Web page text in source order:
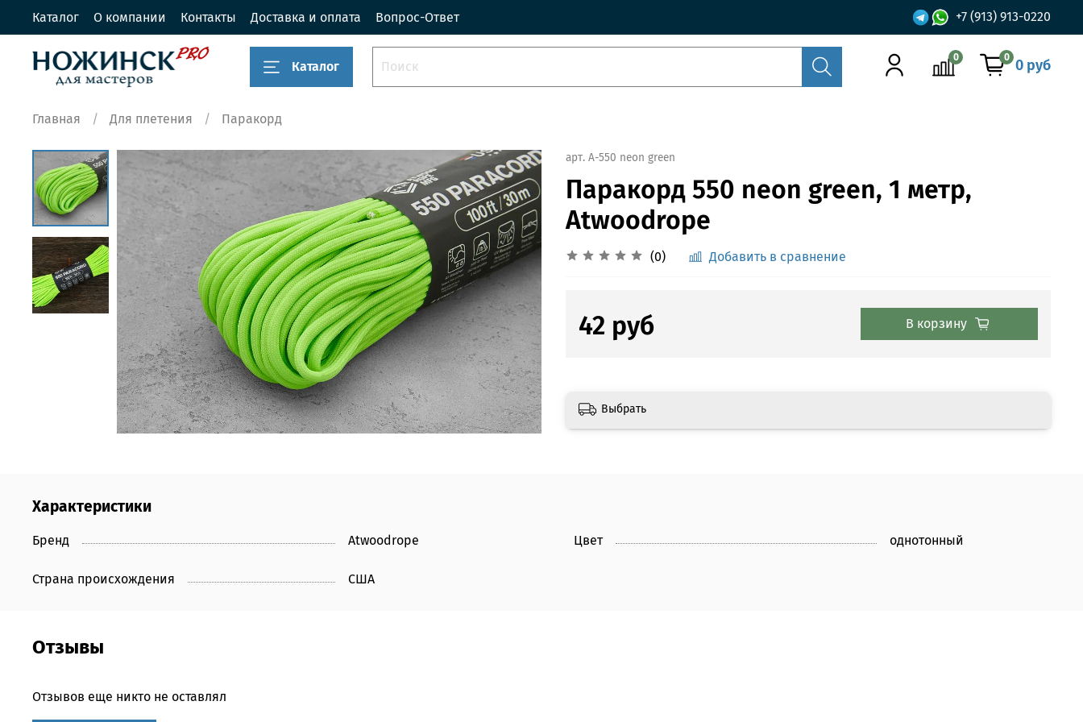
Каталог О компании Контакты Доставка и оплата Вопрос-Ответ +7 (913) 913-0220
Каталог
0 0 0 руб
Главная Для плетения Паракорд
арт. A-550 neon green
Паракорд 550 neon green, 1 метр,
Atwoodrope
(0) Добавить в сравнение
42 руб В корзину
Выбрать
Характеристики
Бренд Atwoodrope Цвет однотонный
Страна происхождения США
Отзывы
Отзывов еще никто не оставлял